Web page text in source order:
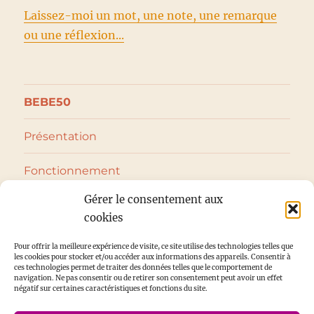
Gérer le consentement aux
cookies
Pour offrir la meilleure expérience de visite, ce site utilise des technologies telles que
les cookies pour stocker et/ou accéder aux informations des appareils. Consentir à
ces technologies permet de traiter des données telles que le comportement de
navigation. Ne pas consentir ou de retirer son consentement peut avoir un effet
négatif sur certaines caractéristiques et fonctions du site.
Laissez-moi un mot, une note, une remarque
ou une réflexion...
BEBE50
Présentation
Fonctionnement
Vêtements bébé
ouvrir
sous-
le
sous-
menu
Jeux et jouets
ouvrir
le